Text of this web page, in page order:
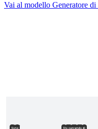
Vai al modello Generatore